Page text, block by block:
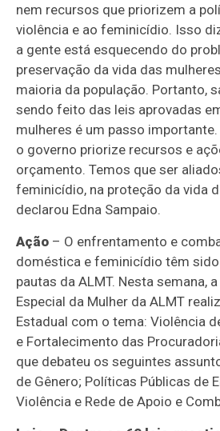
nem recursos que priorizem a
violência e ao feminicídio. Isso
a gente está esquecendo do
preservação da vida das
maioria da população. Portanto,
sendo feito das leis aprovadas
mulheres é um passo
o governo priorize recursos e
orçamento. Temos que ser
feminicídio, na proteção da vida
declarou Edna Sampaio.
Ação – O enfrentamento e
doméstica e feminicídio têm
pautas da ALMT. Nesta semana,
Especial da Mulher da ALMT
Estadual com o tema: Violência
e Fortalecimento das
que debateu os seguintes
de Gênero; Políticas Públicas de
Violência e Rede de Apoio e